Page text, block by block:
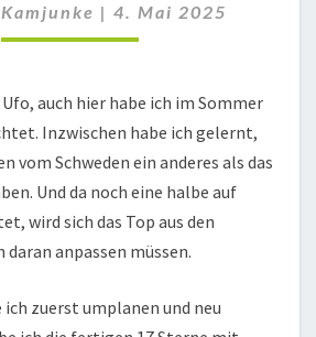
| 4. Mai 2025
auch hier habe ich im Sommer
Inzwischen habe ich gelernt,
vom Schweden ein anderes als das
Und da noch eine halbe auf
wird sich das Top aus den
daran anpassen müssen.
ich zuerst umplanen und neu